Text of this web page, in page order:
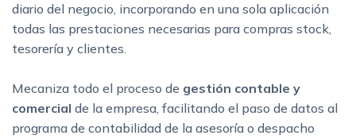
diario del negocio, incorporando en una sola aplicación
todas las prestaciones necesarias para compras stock,
tesorería y clientes.
Mecaniza todo el proceso de gestión contable y
comercial de la empresa, facilitando el paso de datos al
programa de contabilidad de la asesoría o despacho